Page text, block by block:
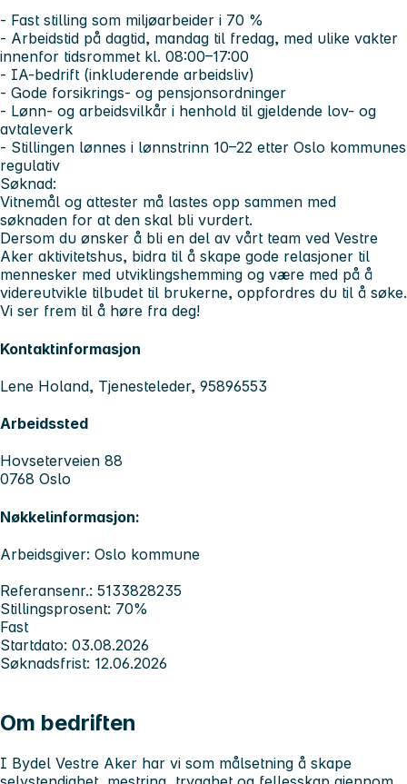
- Fast stilling som miljøarbeider i 70 %
- Arbeidstid på dagtid, mandag til fredag, med ulike vakter
innenfor tidsrommet kl. 08:00–17:00
- IA-bedrift (inkluderende arbeidsliv)
- Gode forsikrings- og pensjonsordninger
- Lønn- og arbeidsvilkår i henhold til gjeldende lov- og
avtaleverk
- Stillingen lønnes i lønnstrinn 10–22 etter Oslo kommunes
regulativ
Søknad:
Vitnemål og attester må lastes opp sammen med
søknaden for at den skal bli vurdert.
Dersom du ønsker å bli en del av vårt team ved Vestre
Aker aktivitetshus, bidra til å skape gode relasjoner til
mennesker med utviklingshemming og være med på å
videreutvikle tilbudet til brukerne, oppfordres du til å søke.
Vi ser frem til å høre fra deg!
Kontaktinformasjon
Lene Holand, Tjenesteleder, 95896553
Arbeidssted
Hovseterveien 88
0768 Oslo
Nøkkelinformasjon:
Arbeidsgiver: Oslo kommune
Referansenr.: 5133828235
Stillingsprosent: 70%
Fast
Startdato: 03.08.2026
Søknadsfrist: 12.06.2026
Om bedriften
I Bydel Vestre Aker har vi som målsetning å skape